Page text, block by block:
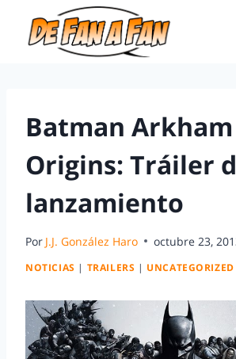
Batman Arkham
Origins: Tráiler
lanzamiento
Por J.J. González Haro octubre 23,
NOTICIAS | TRAILERS | UNCATEGORIZED